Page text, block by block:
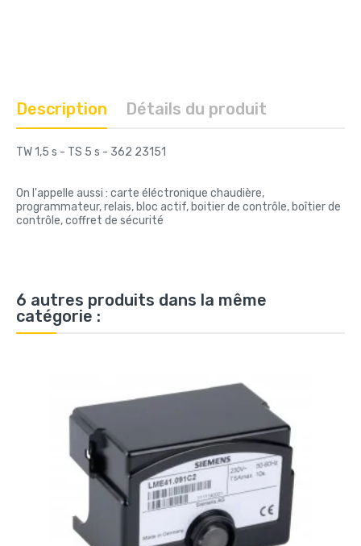
Description Détails du produit
TW 1,5 s - TS 5 s - 362 23151
On l'appelle aussi : carte éléctronique chaudière,
programmateur, relais, bloc actif, boitier de contrôle, boîtier de
contrôle, coffret de sécurité
6 autres produits dans la même
catégorie :